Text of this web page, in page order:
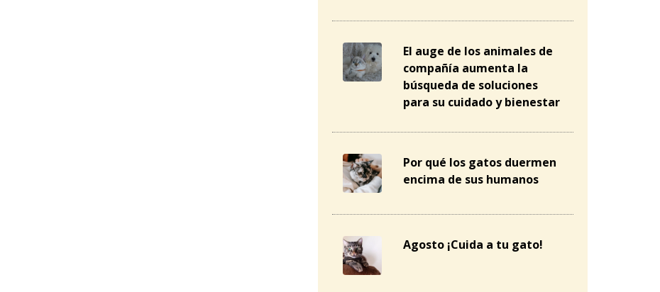
El auge de los animales de
compañía aumenta la
búsqueda de soluciones
para su cuidado y bienestar
Por qué los gatos duermen
encima de sus humanos
Agosto ¡Cuida a tu gato!